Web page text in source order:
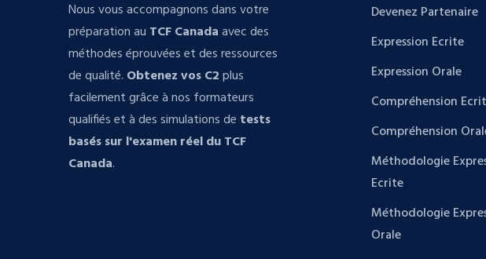
Nous vous accompagnons dans votre
préparation au TCF Canadaavec des
méthodes éprouvées et des ressources
de qualité. Obtenez vos C2plus
facilement grâce à nos formateurs
qualifiés et à des simulations de tests
basés sur l'examen réel du TCF
Canada.
Devenez Partenaire
Expression Ecrite
Expression Orale
Compréhension
Compréhension
Méthodologie
Ecrite
Méthodologie
Orale